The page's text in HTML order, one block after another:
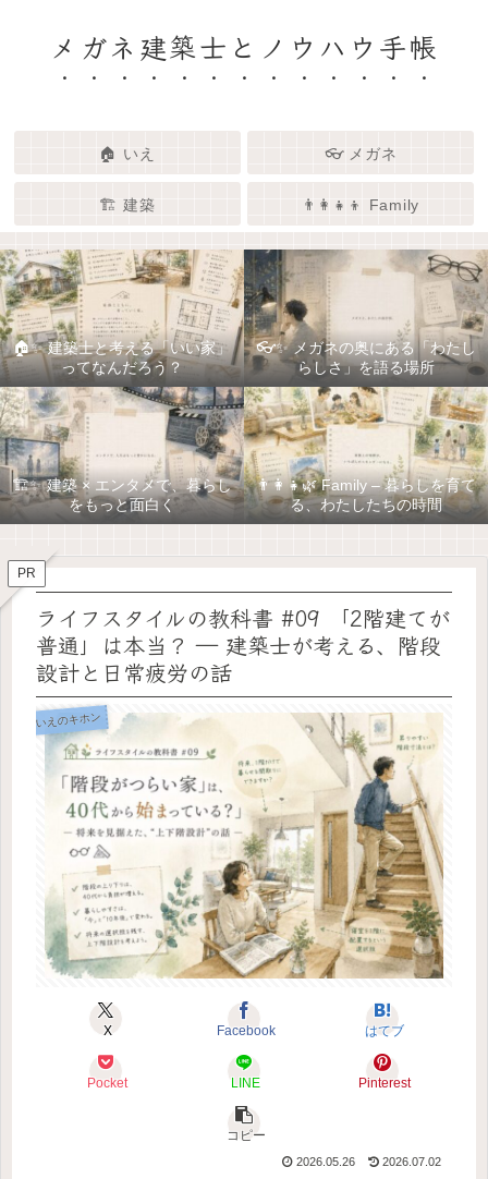
メガネ建築士とノウハウ手帳
🏠 いえ 👓 メガネ
🏗️ 建築 👨‍👩‍👧‍👦 Family
🏠✨ 建築士と考える「いい家」
ってなんだろう？
👓✨ メガネの奥にある「わたし
らしさ」を語る場所
🏗️✨ 建築 × エンタメで、暮らし
をもっと面白く
👨‍👩‍👧🌿 Family – 暮らしを育て
る、わたしたちの時間
PR
ライフスタイルの教科書 #09 「2階建てが
普通」は本当？ ― 建築士が考える、階段
設計と日常疲労の話
いえのキホン
X Facebook はてブ
Pocket LINE Pinterest
コピー
2026.05.26 2026.07.02